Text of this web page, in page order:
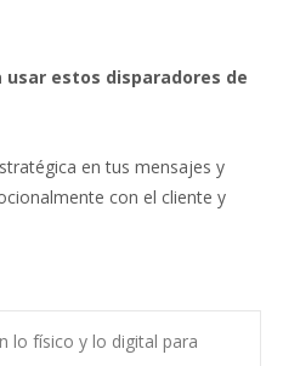
usar estos disparadores de
en tus mensajes y
con el cliente y
lo físico y lo digital para